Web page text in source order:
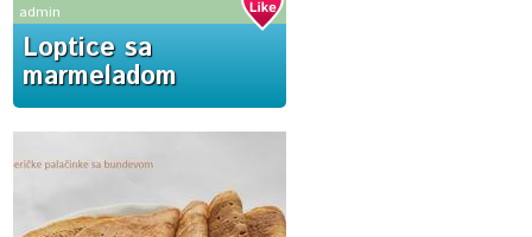
admin
Loptice sa
marmeladom